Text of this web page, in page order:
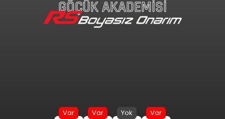
GÖÇÜK AKADEMİSİ